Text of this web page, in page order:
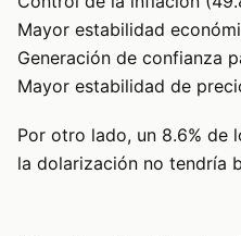
Mayor estabilidad
Generación de confianza
Mayor estabilidad de
Por otro lado, un 8.6% de
la dolarización no tendría